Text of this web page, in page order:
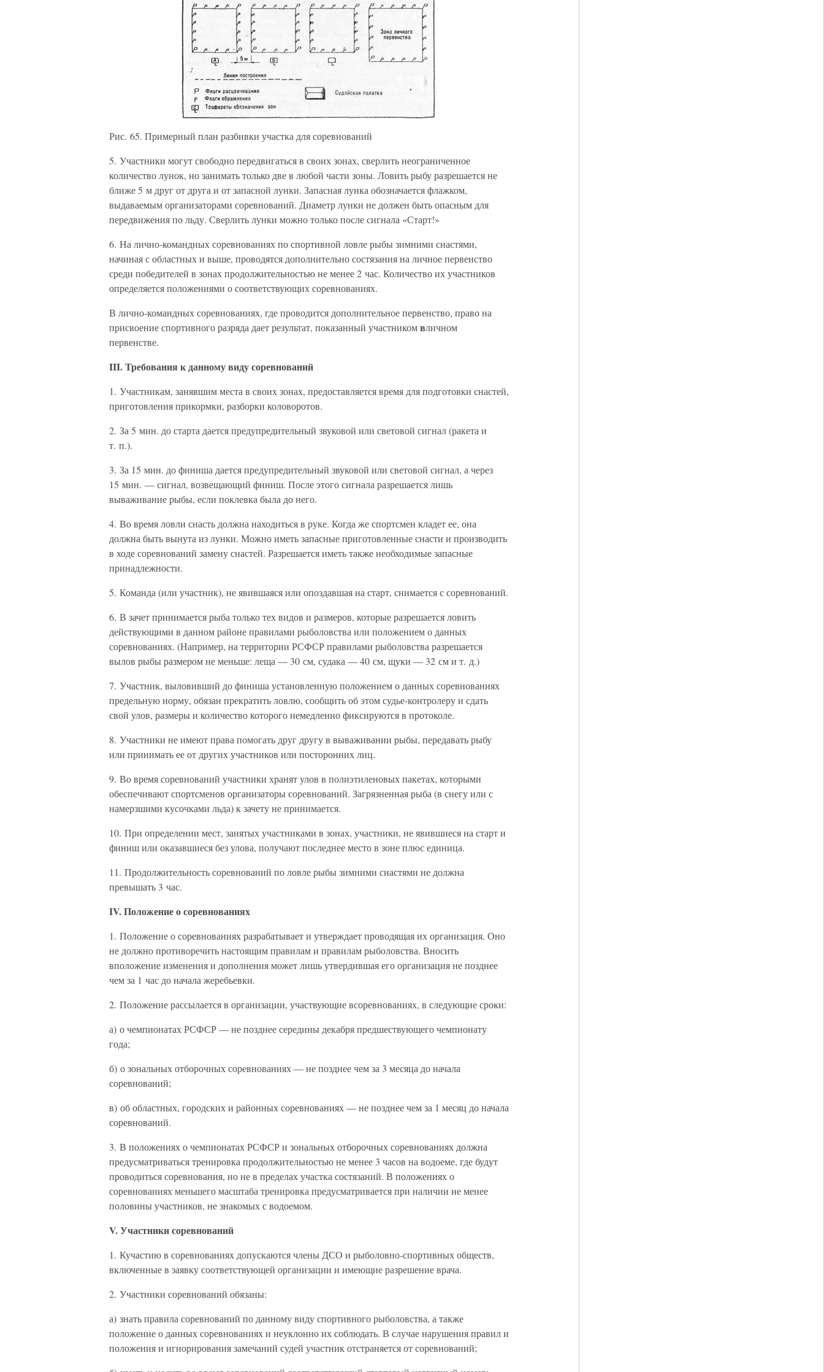
Рис. 65. Примерный план разбивки участка для соревнований
5. Участники могут свободно передвигаться в своих зонах, сверлить неограниченное
количество лунок, но занимать только две в любой части зоны. Ловить рыбу разрешается не
ближе 5 м друг от друга и от запасной лунки. Запасная лунка обозначается флажком,
выдаваемым организаторами соревнований. Диаметр лунки не должен быть опасным для
передвижения по льду. Сверлить лунки можно только после сигнала «Старт!»
6. На лично-командных соревнованиях по спортивной ловле рыбы зимними снастями,
начиная с областных и выше, проводятся дополнительно состязания на личное первенство
среди победителей в зонах продолжительностью не менее 2 час. Количество их участников
определяется положениями о соответствующих соревнованиях.
В лично-командных соревнованиях, где проводится дополнительное первенство, право на
присвоение спортивного разряда дает результат, показанный участникомвличном
первенстве.
III. Требования к данному виду соревнований
1. Участникам, занявшим места в своих зонах, предоставляется время для подготовки снастей,
приготовления прикормки, разборки коловоротов.
2. За 5 мин. до старта дается предупредительный звуковой или световой сигнал (ракета и
т. п.).
3. За 15 мин. до финиша дается предупредительный звуковой или световой сигнал, а через
15 мин. — сигнал, возвещающий финиш. После этого сигнала разрешается лишь
вываживание рыбы, если поклевка была до него.
4. Во время ловли снасть должна находиться в руке. Когда же спортсмен кладет ее, она
должна быть вынута из лунки. Можно иметь запасные приготовленные снасти и производить
в ходе соревнований замену снастей. Разрешается иметь также необходимые запасные
принадлежности.
5. Команда (или участник), не явившаяся или опоздавшая на старт, снимается с соревнований.
6. В зачет принимается рыба только тех видов и размеров, которые разрешается ловить
действующими в данном районе правилами рыболовства или положением о данных
соревнованиях. (Например, на территории РСФСР правилами рыболовства разрешается
вылов рыбы размером не меньше: леща — 30 см, судака — 40 см, щуки — 32 см и т. д.)
7. Участник, выловивший до финиша установленную положением о данных соревнованиях
предельную норму, обязан прекратить ловлю, сообщить об этом судье-контролеру и сдать
свой улов, размеры и количество которого немедленно фиксируются в протоколе.
8. Участники не имеют права помогать друг другу в вываживании рыбы, передавать рыбу
или принимать ее от других участников или посторонних лиц.
9. Во время соревнований участники хранят улов в полиэтиленовых пакетах, которыми
обеспечивают спортсменов организаторы соревнований. Загрязненная рыба (в снегу или с
намерзшими кусочками льда) к зачету не принимается.
10. При определении мест, занятых участниками в зонах, участники, не явившиеся на старт и
финиш или оказавшиеся без улова, получают последнее место в зоне плюс единица.
11. Продолжительность соревнований по ловле рыбы зимними снастями не должна
превышать 3 час.
IV. Положение о соревнованиях
1. Положение о соревнованиях разрабатывает и утверждает проводящая их организация. Оно
не должно противоречить настоящим правилам и правилам рыболовства. Вносить
вположение изменения и дополнения может лишь утвердившая его организация не позднее
чем за 1 час до начала жеребьевки.
2. Положение рассылается в организации, участвующие всоревнованиях, в следующие сроки:
а) о чемпионатах РСФСР — не позднее середины декабря предшествующего чемпионату
года;
б) о зональных отборочных соревнованиях — не позднее чем за 3 месяца до начала
соревнований;
в) об областных, городских и районных соревнованиях — не позднее чем за 1 месяц до начала
соревнований.
3. В положениях о чемпионатах РСФСР и зональных отборочных соревнованиях должна
предусматриваться тренировка продолжительностью не менее 3 часов на водоеме, где будут
проводиться соревнования, но не в пределах участка состязаний. В положениях о
соревнованиях меньшего масштаба тренировка предусматривается при наличии не менее
половины участников, не знакомых с водоемом.
V. Участники соревнований
1. Кучастию в соревнованиях допускаются члены ДСО и рыболовно-спортивных обществ,
включенные в заявку соответствующей организации и имеющие разрешение врача.
2. Участники соревнований обязаны:
а) знать правила соревнований по данному виду спортивного рыболовства, а также
положение о данных соревнованиях и неуклонно их соблюдать. В случае нарушения правил и
положения и игнорирования замечаний судей участник отстраняется от соревнований;